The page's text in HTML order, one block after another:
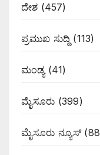
ದೇಶ (457)
ಪ್ರಮುಖ ಸುದ್ದಿ (113)
ಮಂಡ್ಯ(41)
ಮೈಸೂರು (399)
ಮೈಸೂರು ನ್ಯೂಸ್